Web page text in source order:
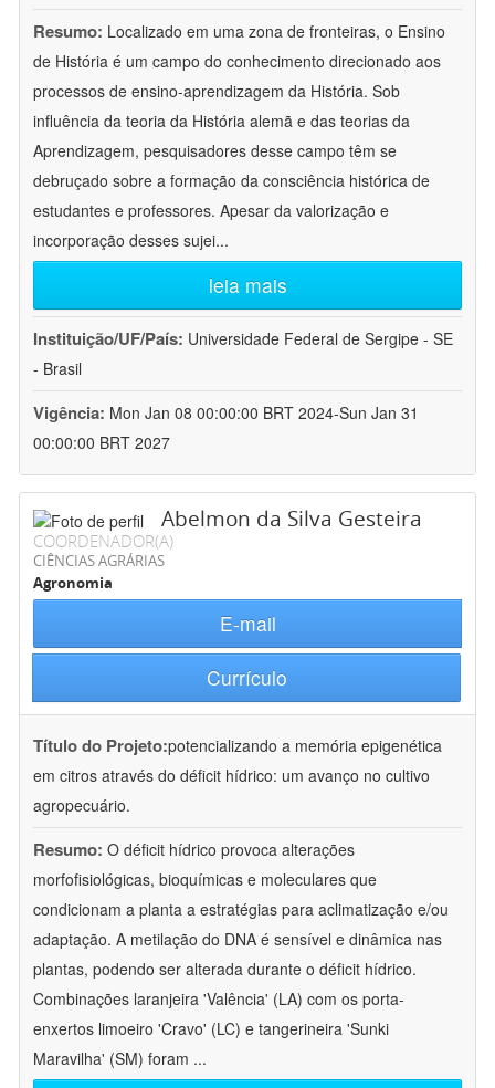
Resumo: Localizado em uma zona de fronteiras, o Ensino
de História é um campo do conhecimento direcionado aos
processos de ensino-aprendizagem da História. Sob
influência da teoria da História alemã e das teorias da
Aprendizagem, pesquisadores desse campo têm se
debruçado sobre a formação da consciência histórica de
estudantes e professores. Apesar da valorização e
incorporação desses sujei...
leia mais
Instituição/UF/País: Universidade Federal de Sergipe - SE
- Brasil
Vigência: Mon Jan 08 00:00:00 BRT 2024-Sun Jan 31
00:00:00 BRT 2027
Abelmon da Silva Gesteira
COORDENADOR(A)
CIÊNCIAS AGRÁRIAS
Agronomia
E-mail
Currículo
Título do Projeto:potencializando a memória epigenética
em citros através do déficit hídrico: um avanço no cultivo
agropecuário.
Resumo: O déficit hídrico provoca alterações
morfofisiológicas, bioquímicas e moleculares que
condicionam a planta a estratégias para aclimatização e/ou
adaptação. A metilação do DNA é sensível e dinâmica nas
plantas, podendo ser alterada durante o déficit hídrico.
Combinações laranjeira 'Valência' (LA) com os porta-
enxertos limoeiro 'Cravo' (LC) e tangerineira 'Sunki
Maravilha' (SM) foram ...